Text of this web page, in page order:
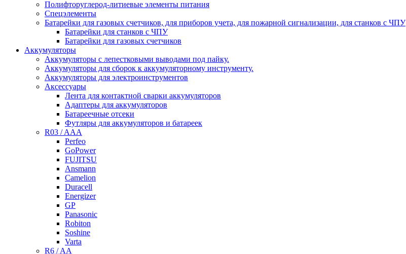
Полифторуглерод-литиевые элементы питания
Спецэлементы
Батарейки для газовых счетчиков, для приборов учета, для пожарной сигнализации, для станков с ЧПУ
Батарейки для станков с ЧПУ
Батарейки для газовых счетчиков
Аккумуляторы
Аккумуляторы с лепестковыми выводами под пайку.
Аккумуляторы для сборок к аккумуляторному инструменту.
Аккумуляторы для электроинструментов
Аксессуары
Лента для контактной сварки аккумуляторов
Адаптеры для аккумуляторов
Батареечные отсеки
Футляры для аккумуляторов и батареек
R03 / AAA
Perfeo
GoPower
FUJITSU
Ansmann
Camelion
Duracell
Energizer
GP
Panasonic
Robiton
Soshine
Varta
R6 / AA